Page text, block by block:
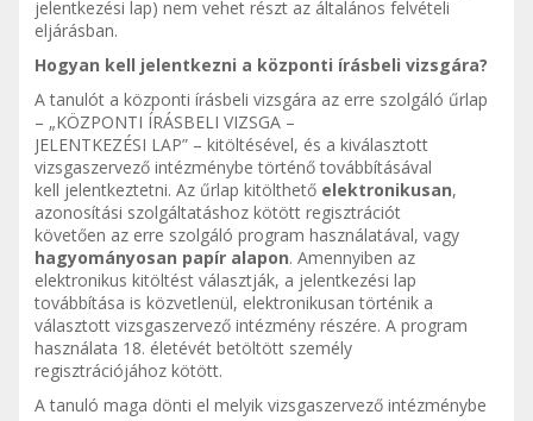
jelentkezési lap) nem vehet részt az általános felvételi
eljárásban.
Hogyan kell jelentkezni a központi írásbeli vizsgára?
A tanulót a központi írásbeli vizsgára az erre szolgáló űrlap
– „KÖZPONTI ÍRÁSBELI VIZSGA –
JELENTKEZÉSI LAP” – kitöltésével, és a kiválasztott
vizsgaszervező intézménybe történő továbbításával
kell jelentkeztetni. Az űrlap kitölthető elektronikusan,
azonosítási szolgáltatáshoz kötött regisztrációt
követően az erre szolgáló program használatával, vagy
hagyományosan papír alapon. Amennyiben az
elektronikus kitöltést választják, a jelentkezési lap
továbbítása is közvetlenül, elektronikusan történik a
választott vizsgaszervező intézmény részére. A program
használata 18. életévét betöltött személy
regisztrációjához kötött.
A tanuló maga dönti el melyik vizsgaszervező intézménybe